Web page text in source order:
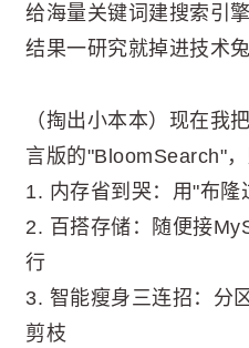
给海量关键词建搜索引
结果一研究就掉进技术兔
（掏出小本本）现在我
言版的"BloomSearch"，
1. 内存省到哭：用"布
2. 百搭存储：随便接
行
3. 智能瘦身三连招：分
剪枝